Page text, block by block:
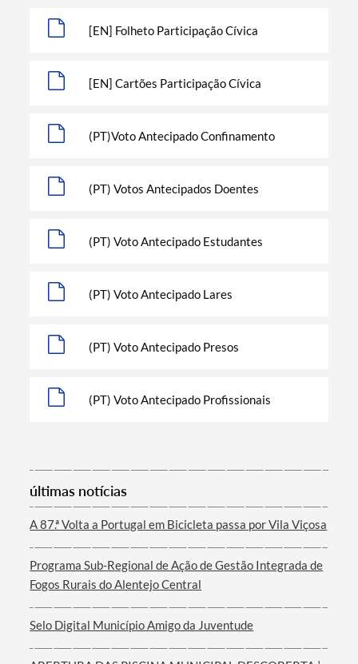
Termo de Pesquisa
Categorias gerais
[EN] Folheto Participação Cívica
[EN] Cartões Participação Cívica
(PT)Voto Antecipado Confinamento
(PT) Votos Antecipados Doentes
(PT) Voto Antecipado Estudantes
(PT) Voto Antecipado Lares
(PT) Voto Antecipado Presos
(PT) Voto Antecipado Profissionais
últimas notícias
A 87.ª Volta a Portugal em Bicicleta passa por Vila Viçosa
Programa Sub-Regional de Ação de Gestão Integrada de
Fogos Rurais do Alentejo Central
Selo Digital Município Amigo da Juventude